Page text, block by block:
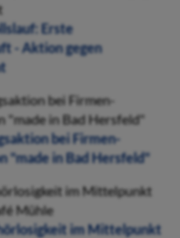
Erste
- Aktion gegen
bei Firmen-
"made in Bad Hersfeld"
bei Firmen-
"made in Bad Hersfeld"
im Mittelpunkt
Mühle
im Mittelpunkt